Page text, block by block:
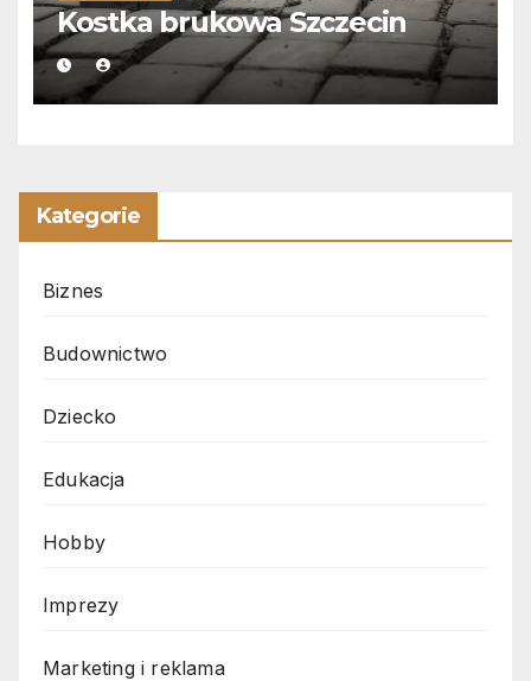
Kostka brukowa Szczecin
Kategorie
Biznes
Budownictwo
Dziecko
Edukacja
Hobby
Imprezy
Marketing i reklama